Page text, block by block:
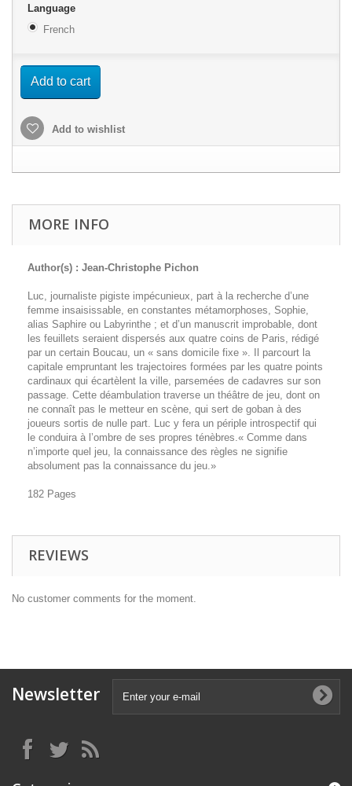
Language
French
Add to cart
Add to wishlist
MORE INFO
Author(s) : Jean-Christophe Pichon
Luc, journaliste pigiste impécunieux, part à la recherche d’une
femme insaisissable, en constantes métamorphoses, Sophie,
alias Saphire ou Labyrinthe ; et d’un manuscrit improbable, dont
les feuillets seraient dispersés aux quatre coins de Paris, rédigé
par un certain Boucau, un « sans domicile fixe ». Il parcourt la
capitale empruntant les trajectoires formées par les quatre points
cardinaux qui écartèlent la ville, parsemées de cadavres sur son
passage. Cette déambulation traverse un théâtre de jeu, dont on
ne connaît pas le metteur en scène, qui sert de goban à des
joueurs sortis de nulle part. Luc y fera un périple introspectif qui
le conduira à l’ombre de ses propres ténèbres.« Comme dans
n’importe quel jeu, la connaissance des règles ne signifie
absolument pas la connaissance du jeu.»
182 Pages
REVIEWS
No customer comments for the moment.
Newsletter